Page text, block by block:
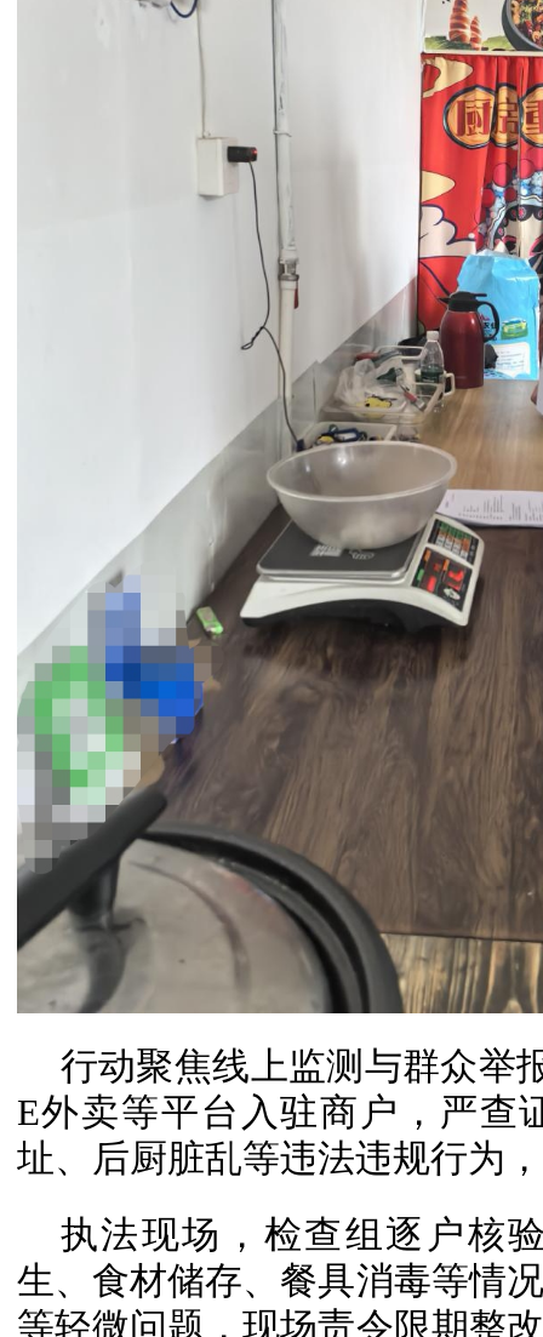
行动聚焦线上监测与群众举
E外卖等平台入驻商户，严查
址、后厨脏乱等违法违规行为
执法现场，检查组逐户核
生、食材储存、餐具消毒等情
等轻微问题，现场责令限期整